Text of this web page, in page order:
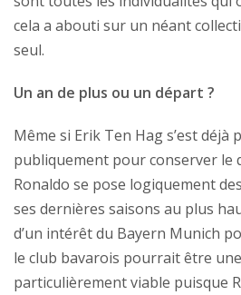
cela a abouti sur un néant
seul.
Un an de plus ou un départ ?
Même si Erik Ten Hag s’est déjà
publiquement pour conserver le
Ronaldo se pose logiquement
ses dernières saisons au plus
d’un intérêt du Bayern Munich
le club bavarois pourrait être
particulièrement viable puisque